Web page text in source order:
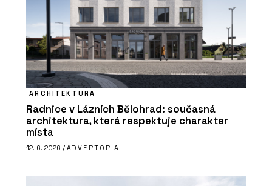
ARCHITEKTURA
Radnice v Lázních Bělohrad: současná
architektura, která respektuje charakter
místa
12. 6. 2026 / ADVERTORIAL